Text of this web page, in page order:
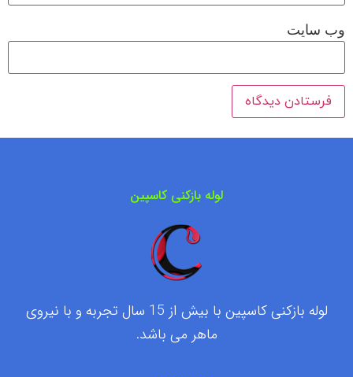
وب‌ سایت
لوله بازکنی کاسپین
لوله بازکنی کاسپین با بیش از 15 سال تجربه و با نیروی
ماهر می باشد.